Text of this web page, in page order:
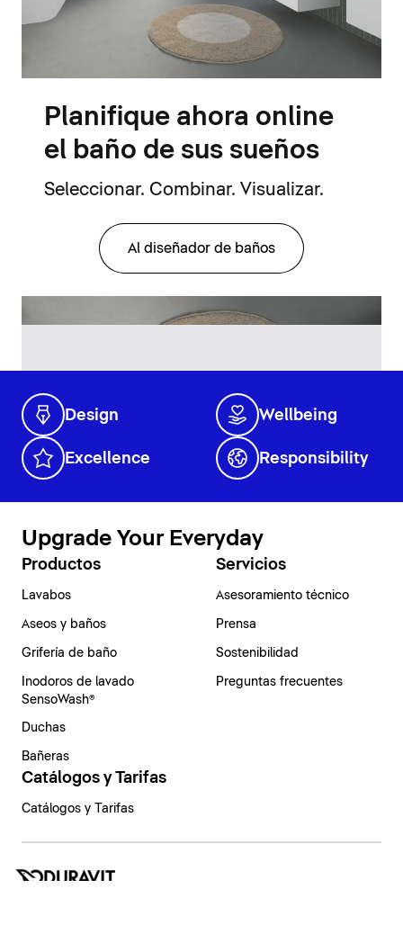
Planifique ahora online
el baño de sus sueños
Seleccionar. Combinar. Visualizar.
Al diseñador de baños
Design Wellbeing
Excellence Responsibility
Upgrade Your Everyday
Productos
Lavabos
Aseos y baños
Grifería de baño
Inodoros de lavado
SensoWash®
Duchas
Bañeras
Servicios
Asesoramiento técnico
Prensa
Sostenibilidad
Preguntas frecuentes
Catálogos y Tarifas
Catálogos y Tarifas